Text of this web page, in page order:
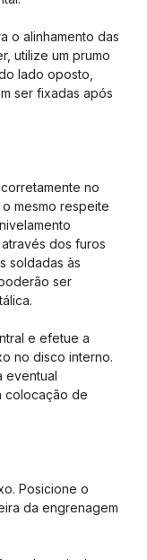
o alinhamento das
utilize um prumo
lado oposto,
ser fixadas após
corretamente no
mesmo respeite
dos furos
soldadas às
ser
e efetue a
no disco interno.
eventual
colocação de
Posicione o
da engrenagem